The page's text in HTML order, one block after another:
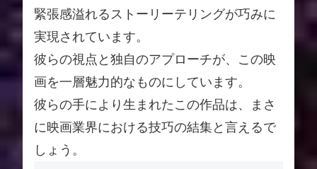
緊張感溢れるストーリーテリングが巧みに
実現されています。
彼らの視点と独自のアプローチが、この映
画を一層魅力的なものにしています。
彼らの手により生まれたこの作品は、まさ
に映画業界における技巧の結集と言えるで
しょう。